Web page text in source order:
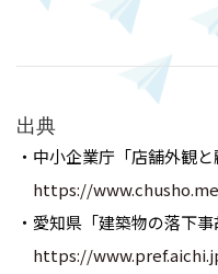
出典
・中小企業庁「店舗外観
https://
・愛知県「建築物の落下
https://